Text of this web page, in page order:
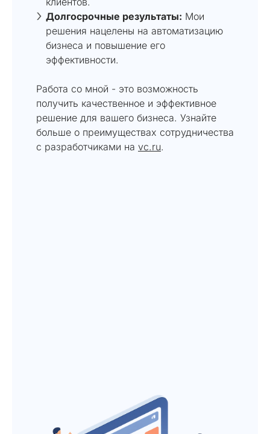
Долгосрочные результаты: Мои
решения нацелены на автоматизацию
бизнеса и повышение его
эффективности.
Работа со мной - это возможность
получить качественное и эффективное
решение для вашего бизнеса. Узнайте
больше о преимуществах сотрудничества
с разработчиками на vc.ru.